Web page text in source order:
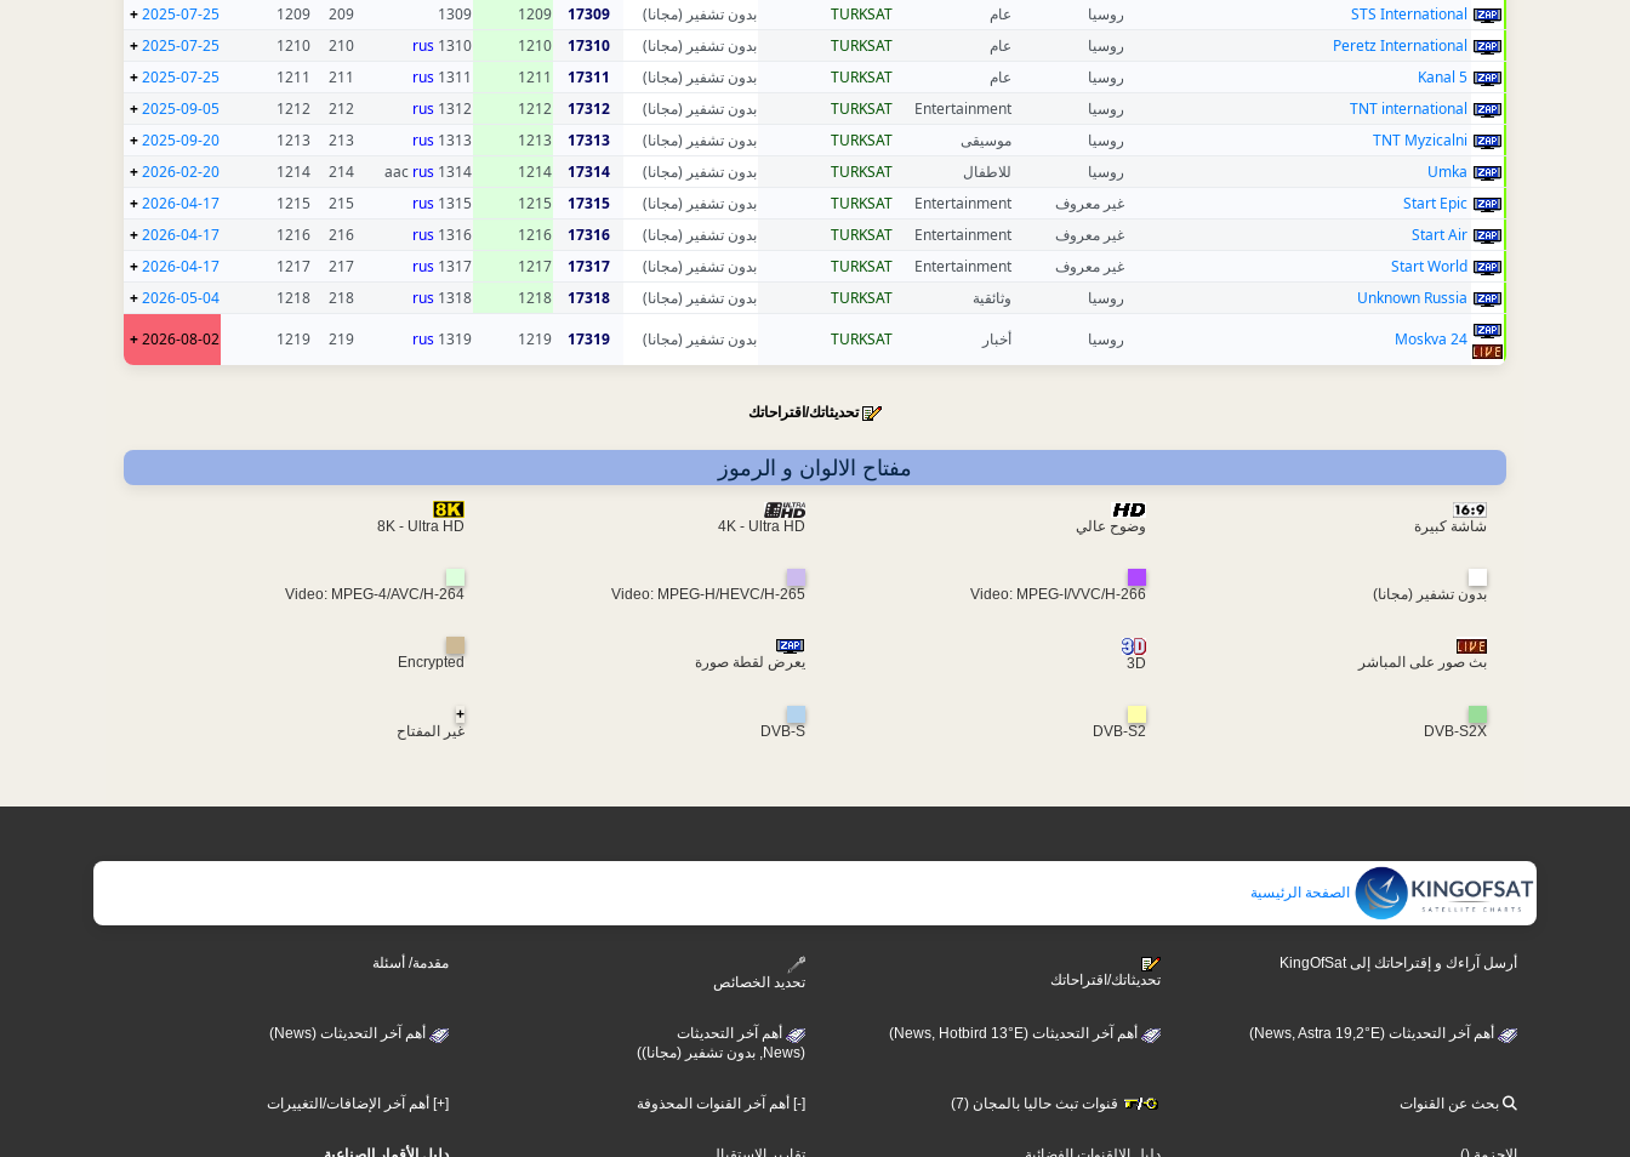
STS International
روسيا عام TURKSAT بدون تشفير (مجانا) 17309
1209
1309
209
1209
2025-07-25
+
Peretz International
روسيا عام TURKSAT بدون تشفير (مجانا) 17310
1210
1310
rus
210
1210
2025-07-25
+
5 Kanal
روسيا عام TURKSAT بدون تشفير (مجانا) 17311
1211
1311
rus
211
1211
2025-07-25
+
TNT international
روسيا Entertainment
TURKSAT بدون تشفير (مجانا) 17312
1212
1312
rus
212
1212
2025-09-05
+
TNT Myzicalni
روسيا موسيقى TURKSAT بدون تشفير (مجانا) 17313
1213
1313
rus
213
1213
2025-09-20
+
Umka
روسيا للاطفال TURKSAT بدون تشفير (مجانا) 17314
1214
1314 aac
rus
214
1214
2026-02-20
+
Start Epic
غير معروف Entertainment
TURKSAT بدون تشفير (مجانا) 17315
1215
1315
rus
215
1215
2026-04-17
+
Start Air
غير معروف Entertainment
TURKSAT بدون تشفير (مجانا) 17316
1216
1316
rus
216
1216
2026-04-17
+
Start World
غير معروف Entertainment
TURKSAT بدون تشفير (مجانا) 17317
1217
1317
rus
217
1217
2026-04-17
+
Unknown Russia
روسيا وثائقية TURKSAT بدون تشفير (مجانا) 17318
1218
1318
rus
218
1218
2026-05-04
+
Moskva 24
روسيا أخبار TURKSAT بدون تشفير (مجانا) 17319
1219
1319
rus
219
1219
2026-08-02
+
تحديثاتك/اقتراحاتك
مفتاح الالوان و الرموز
8K - Ultra HD 4K - Ultra HD وضوح عالي شاشة كبيرة
Video: MPEG-4/AVC/H-264 Video: MPEG-H/HEVC/H-265 Video: MPEG-I/VVC/H-266 بدون تشفير (مجانا)
Encrypted يعرض لقطة صورة 3D بث صور على المباشر
+
غير المفتاح
DVB-S DVB-S2 DVB-S2X
الصفحة الرئيسية
مقدمة/ أسئلة
تحديد الخصائص
تحديثاتك/اقتراحاتك
أرسل آراءك و إقتراحاتك إلى KingOfSat
أهم آخر التحديثات (News)
أهم آخر التحديثات
(News, بدون تشفير (مجانا))
أهم آخر التحديثات (News, Hotbird 13°E) أهم آخر التحديثات (News, Astra 19,2°E)
[+] أهم آخر الإضافات/التغييرات [-] أهم آخر القنوات المحذوفة قنوات تبث حاليا بالمجان (7) بحث عن القنوات